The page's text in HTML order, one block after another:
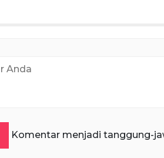
Komentar menjadi tanggung-